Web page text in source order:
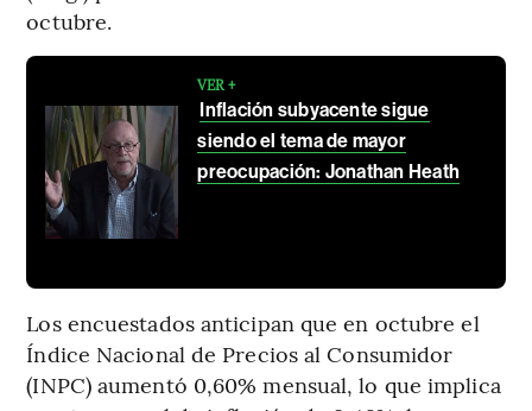
octubre.
VER +
Inflación subyacente sigue
siendo el tema de mayor
preocupación: Jonathan Heath
Los encuestados anticipan que en octubre el
Índice Nacional de Precios al Consumidor
(INPC) aumentó 0,60% mensual, lo que implica